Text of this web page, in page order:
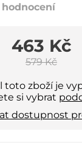
hodnocení
463 Kč
579 Kč
toto zboží je
si vybrat
dostupnost